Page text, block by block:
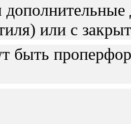
дополнительные
или с
быть